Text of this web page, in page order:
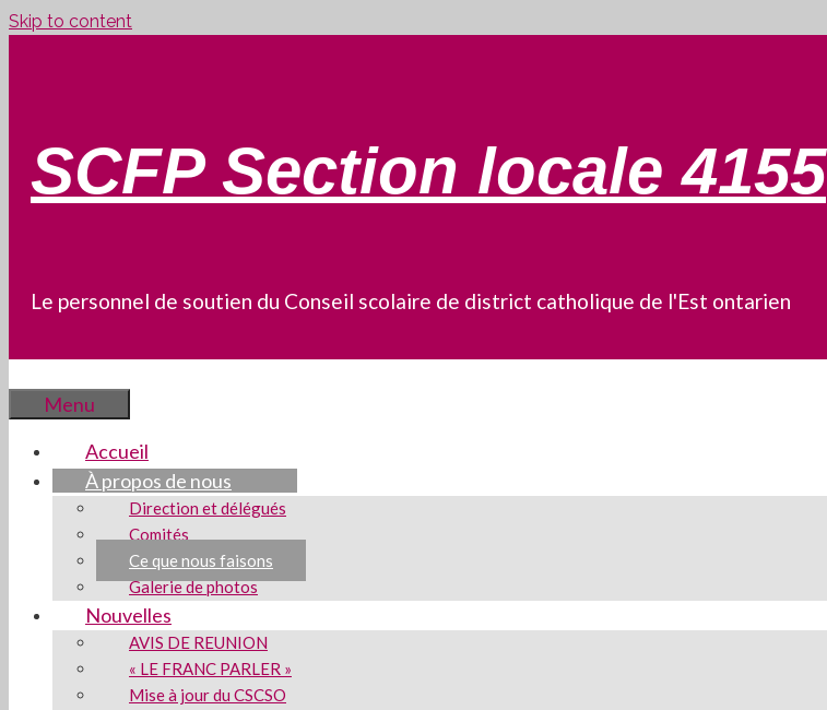
Skip to content
SCFP Section locale 4155
Le personnel de soutien du Conseil scolaire de district catholique de l'Est ontarien
Menu
Accueil
À propos de nous
Direction et délégués
Comités
Ce que nous faisons
Galerie de photos
Nouvelles
AVIS DE REUNION
« LE FRANC PARLER »
Mise à jour du CSCSO